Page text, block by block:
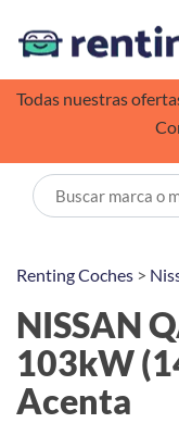
Todas nuestras
Renting Coches >
NISSAN
103kW
Acenta